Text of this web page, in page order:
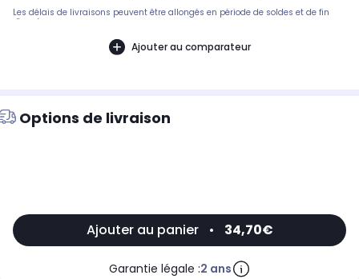
Les délais de livraisons peuvent être allongés en période de soldes et de fin
d'année.
Ajouter au comparateur
Options de livraison
Ajouter au panier • 34,70€
Garantie légale :2 ans